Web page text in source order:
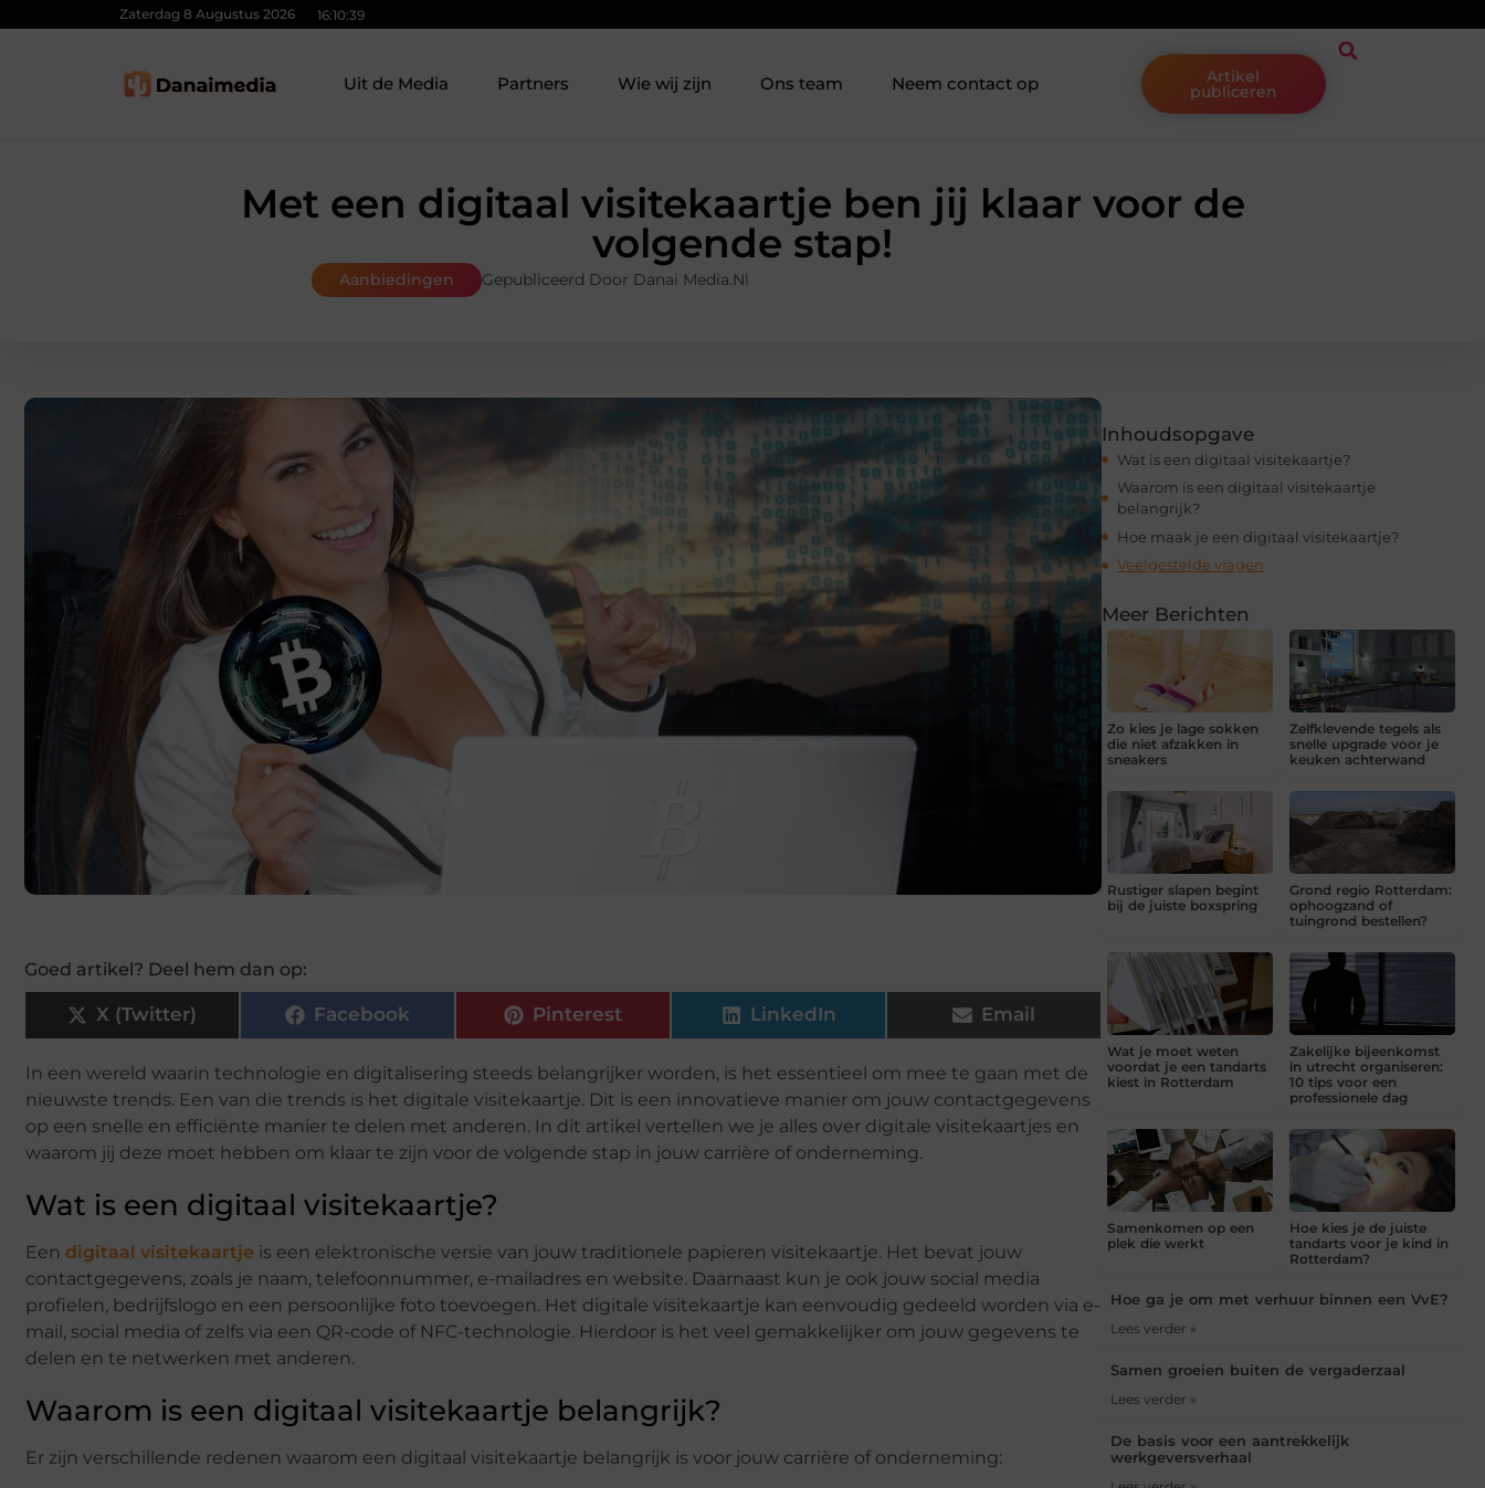
Zaterdag 8 Augustus 2026 16:10:40
Uit de Media Partners Wie wij zijn Ons team Neem contact op Artikel
publiceren
Met een digitaal visitekaartje ben jij klaar voor de
volgende stap!
Aanbiedingen Gepubliceerd Door Danai Media.nl
Goed artikel? Deel hem dan op:
X (Twitter) Facebook Pinterest LinkedIn Email
In een wereld waarin technologie en digitalisering steeds belangrijker worden, is het essentieel om mee te gaan met de
nieuwste trends. Een van die trends is het digitale visitekaartje. Dit is een innovatieve manier om jouw contactgegevens
op een snelle en efficiënte manier te delen met anderen. In dit artikel vertellen we je alles over digitale visitekaartjes en
waarom jij deze moet hebben om klaar te zijn voor de volgende stap in jouw carrière of onderneming.
Wat is een digitaal visitekaartje?
Een digitaal visitekaartje is een elektronische versie van jouw traditionele papieren visitekaartje. Het bevat jouw
contactgegevens, zoals je naam, telefoonnummer, e-mailadres en website. Daarnaast kun je ook jouw social media
profielen, bedrijfslogo en een persoonlijke foto toevoegen. Het digitale visitekaartje kan eenvoudig gedeeld worden via e-
mail, social media of zelfs via een QR-code of NFC-technologie. Hierdoor is het veel gemakkelijker om jouw gegevens te
delen en te netwerken met anderen.
Waarom is een digitaal visitekaartje belangrijk?
Er zijn verschillende redenen waarom een digitaal visitekaartje belangrijk is voor jouw carrière of onderneming:
Inhoudsopgave
Wat is een digitaal visitekaartje?
Waarom is een digitaal visitekaartje
belangrijk?
Hoe maak je een digitaal visitekaartje?
Veelgestelde vragen
Meer Berichten
Zo kies je lage sokken
die niet afzakken in
sneakers
Zelfklevende tegels als
snelle upgrade voor je
keuken achterwand
Rustiger slapen begint
bij de juiste boxspring
Grond regio Rotterdam:
ophoogzand of
tuingrond bestellen?
Wat je moet weten
voordat je een tandarts
kiest in Rotterdam
Zakelijke bijeenkomst
in utrecht organiseren:
10 tips voor een
professionele dag
Samenkomen op een
plek die werkt
Hoe kies je de juiste
tandarts voor je kind in
Rotterdam?
Hoe ga je om met verhuur binnen een VvE?
Lees verder »
Samen groeien buiten de vergaderzaal
Lees verder »
De basis voor een aantrekkelijk
werkgeversverhaal